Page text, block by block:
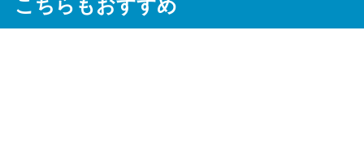
こちらもおすすめ